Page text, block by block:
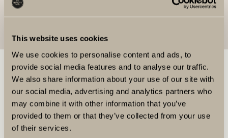
This website uses cookies
We use cookies to personalise content and ads, to
provide social media features and to analyse our traffic.
We also share information about your use of our site with
our social media, advertising and analytics partners who
may combine it with other information that you’ve
provided to them or that they’ve collected from your use
of their services.
Familjen Ruhne
BOKA MAT & DRYCK
BOKA BORD